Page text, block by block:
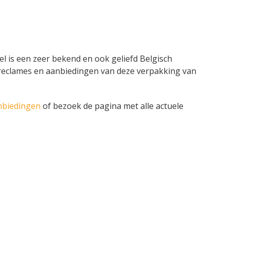
is een zeer bekend en ook geliefd Belgisch
en aanbiedingen van deze verpakking van
of bezoek de pagina met alle actuele